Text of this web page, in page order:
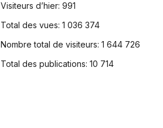
Visiteurs d’hier: 991
Total des vues: 1 036 374
Nombre total de visiteurs: 1 644 726
Total des publications: 10 714